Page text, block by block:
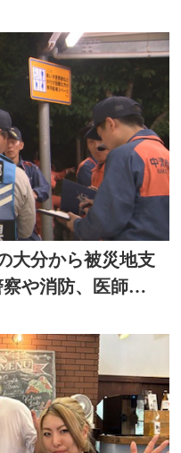
大分から被災地支
や消防、医師、